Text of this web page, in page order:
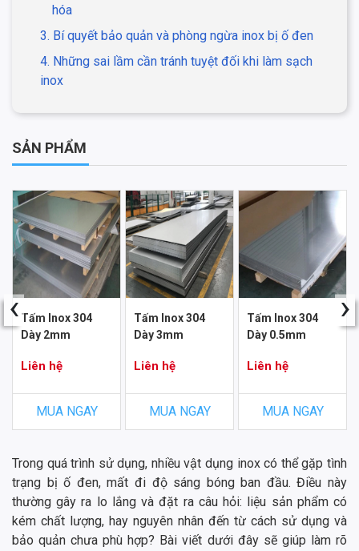
hóa
3. Bí quyết bảo quản và phòng ngừa inox bị ố đen
4. Những sai lầm cần tránh tuyệt đối khi làm sạch
inox
SẢN PHẨM
Tấm Inox 304
Dày 2mm
Liên hệ
MUA NGAY
Tấm Inox 304
Dày 3mm
Liên hệ
MUA NGAY
Tấm Inox 304
Dày 0.5mm
Liên hệ
MUA NGAY
‹ ›
Trong quá trình sử dụng, nhiều vật dụng inox có thể gặp tình
trạng bị ố đen, mất đi độ sáng bóng ban đầu. Điều này
thường gây ra lo lắng và đặt ra câu hỏi: liệu sản phẩm có
kém chất lượng, hay nguyên nhân đến từ cách sử dụng và
bảo quản chưa phù hợp? Bài viết dưới đây sẽ giúp làm rõ